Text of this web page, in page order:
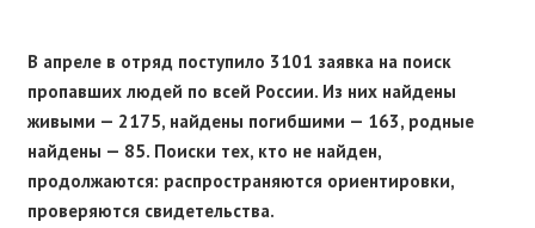
В апреле в отряд поступило 3101 заявка на поиск
пропавших людей по всей России. Из них найдены
живыми — 2175, найдены погибшими — 163, родные
найдены — 85. Поиски тех, кто не найден,
продолжаются: распространяются ориентировки,
проверяются свидетельства.